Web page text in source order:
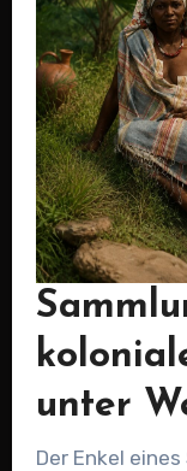
unter
Der Enkel